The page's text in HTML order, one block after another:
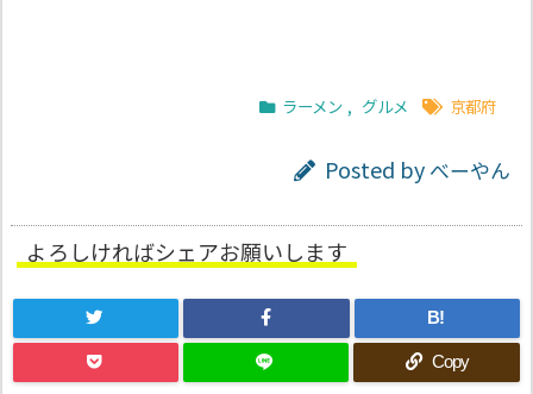
ラーメン , グルメ 京都府
Posted by べーやん
よろしければシェアお願いします
B!
Copy